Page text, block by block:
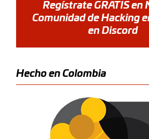
Regístrate GRATIS en
Comunidad de Hacking
en Discord
Hecho en Colombia